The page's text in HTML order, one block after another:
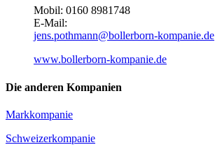
Mobil: 0160 8981748
E-Mail:
jens.pothmann@bollerborn-kompanie.de
www.bollerborn-kompanie.de
Die anderen Kompanien
Markkompanie
Schweizerkompanie